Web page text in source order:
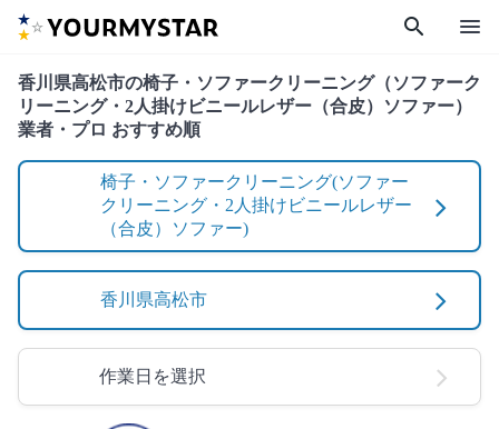
search menu
香川県高松市の椅子・ソファークリーニング（ソファーク
リーニング・2人掛けビニールレザー（合皮）ソファー）
業者・プロ おすすめ順
椅子・ソファークリーニング(ソファー
クリーニング・2人掛けビニールレザー
（合皮）ソファー)
香川県高松市
作業日を選択